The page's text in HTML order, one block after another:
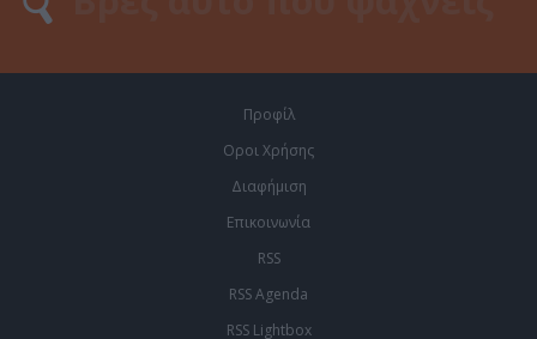
Προφίλ
Οροι Χρήσης
Διαφήμιση
Επικοινωνία
RSS
RSS Agenda
RSS Lightbox